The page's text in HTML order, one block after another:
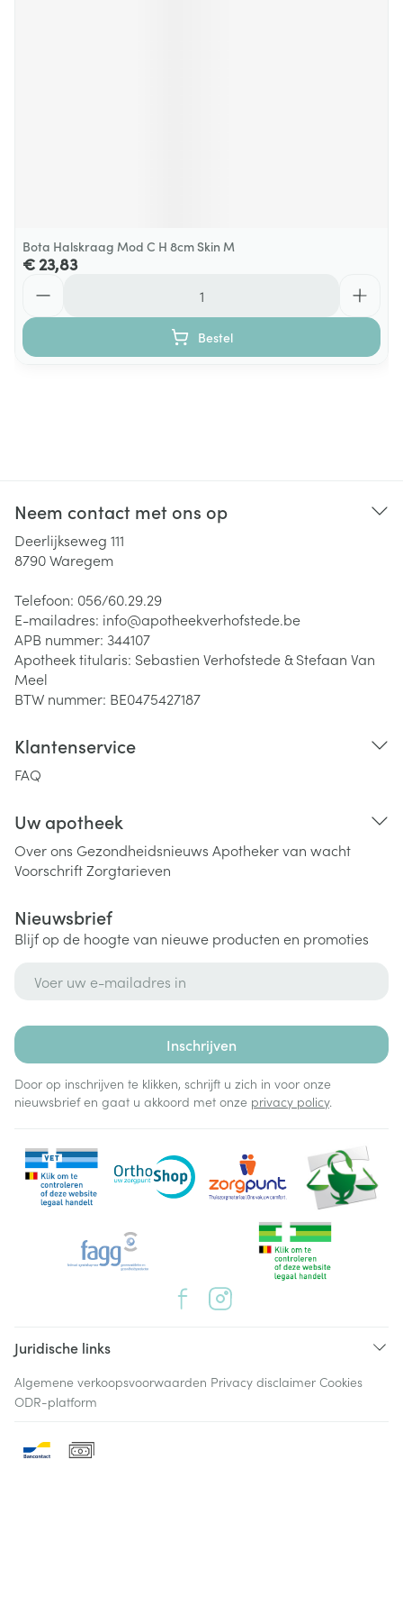
Bota Halskraag Mod C H 8cm Skin M
€ 23,83
Bestel
Neem contact met ons op
Deerlijkseweg 111
8790Waregem
Telefoon: 056/60.29.29
E-mailadres: info@apotheekverhofstede.be
APB nummer: 344107
Apotheek titularis: Sebastien Verhofstede & Stefaan Van
Meel
BTW nummer: BE0475427187
Klantenservice
FAQ
Uw apotheek
Over ons Gezondheidsnieuws Apotheker van wacht
VoorschriftZorgtarieven
Nieuwsbrief
Blijf op de hoogte van nieuwe producten en promoties
Inschrijven
Door op inschrijven te klikken, schrijft u zich in voor onze
nieuwsbrief en gaat u akkoord met onze privacy policy.
Juridische links
Algemene verkoopsvoorwaarden Privacy disclaimer Cookies
ODR-platform